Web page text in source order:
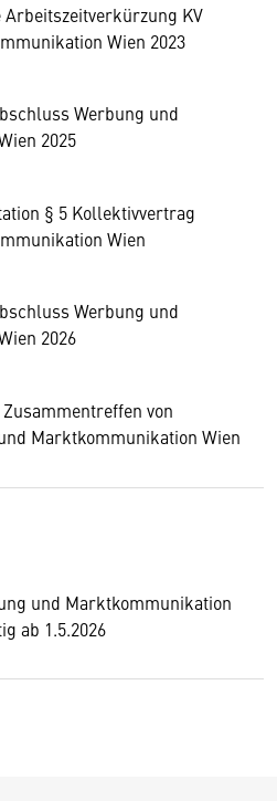
KV
Wien 2023
Werbung und
2025
§ 5 Kollektivvertrag
Wien
Werbung und
2026
von
Marktkommunikation Wien
und Marktkommunikation
ab 1.5.2026